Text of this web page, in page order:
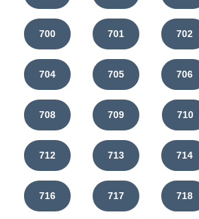
700 701 702
704 705 706
708 709 710
712 713 714
716 717 718